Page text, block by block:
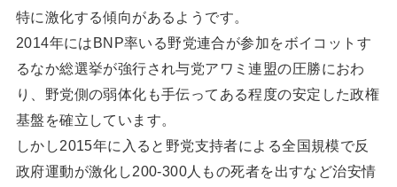
特に激化する傾向があるようです。
2014年にはBNP率いる野党連合が参加をボイコットす
るなか総選挙が強行され与党アワミ連盟の圧勝におわ
り、野党側の弱体化も手伝ってある程度の安定した政権
基盤を確立しています。
しかし2015年に入ると野党支持者による全国規模で反
政府運動が激化し200-300人もの死者を出すなど治安情